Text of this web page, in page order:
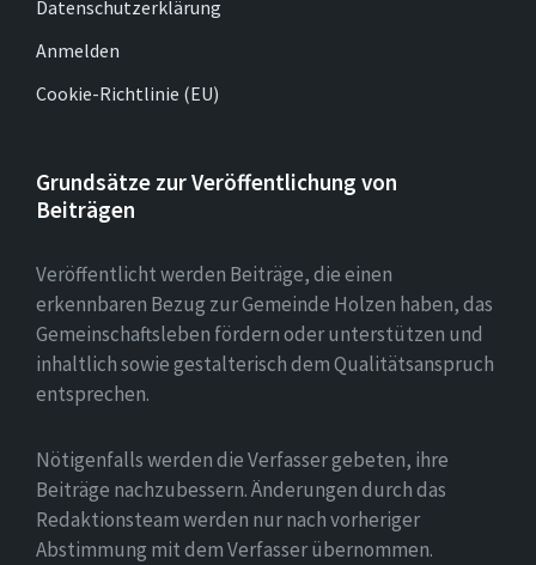
Datenschutzerklärung
Anmelden
Cookie-Richtlinie (EU)
Grundsätze zur Veröffentlichung von
Beiträgen
Veröffentlicht werden Beiträge, die einen
erkennbaren Bezug zur Gemeinde Holzen haben, das
Gemeinschaftsleben fördern oder unterstützen und
inhaltlich sowie gestalterisch dem Qualitätsanspruch
entsprechen.
Nötigenfalls werden die Verfasser gebeten, ihre
Beiträge nachzubessern. Änderungen durch das
Redaktionsteam werden nur nach vorheriger
Abstimmung mit dem Verfasser übernommen.